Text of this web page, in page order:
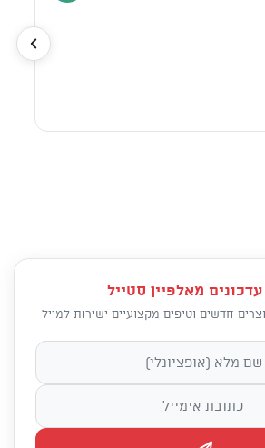
מאלפיין סטייל
חדשים וטיפים מקצועיים ישירות למייל